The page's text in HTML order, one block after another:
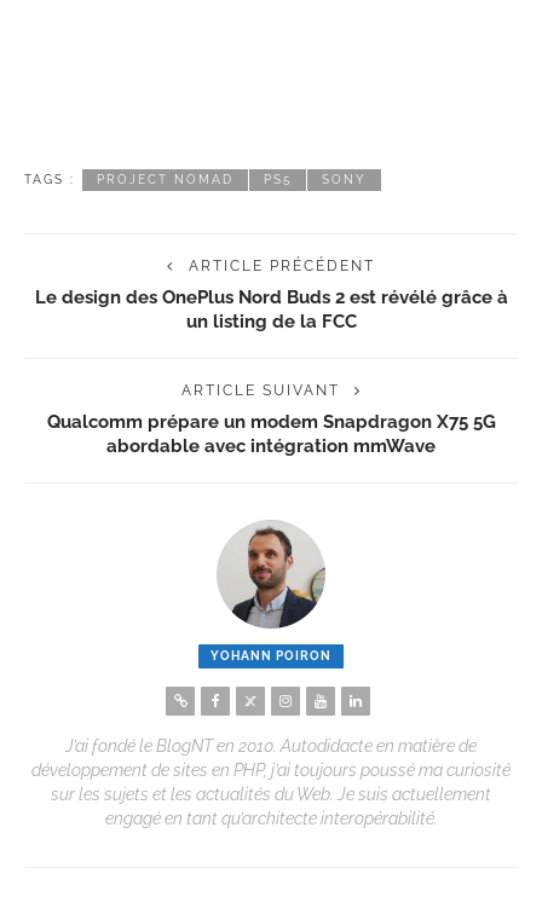
TAGS : PROJECT NOMAD PS5 SONY
ARTICLE PRÉCÉDENT
Le design des OnePlus Nord Buds 2 est révélé grâce à
un listing de la FCC
ARTICLE SUIVANT
Qualcomm prépare un modem Snapdragon X75 5G
abordable avec intégration mmWave
YOHANN POIRON
J’ai fondé le BlogNT en 2010. Autodidacte en matière de
développement de sites en PHP, j’ai toujours poussé ma curiosité
sur les sujets et les actualités du Web. Je suis actuellement
engagé en tant qu’architecte interopérabilité.